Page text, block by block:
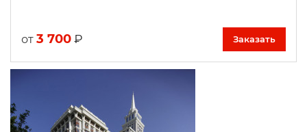
от 3 700 ₽ Заказать